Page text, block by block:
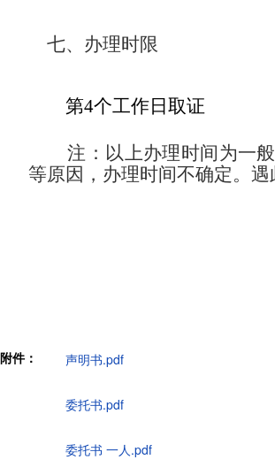
七、 办理时限
第4个工作日取证
注 ：以上办理时间为一
等原因，办理时间不确定。
附件： 声明书.pdf
委托书.pdf
委托书 一人.pdf